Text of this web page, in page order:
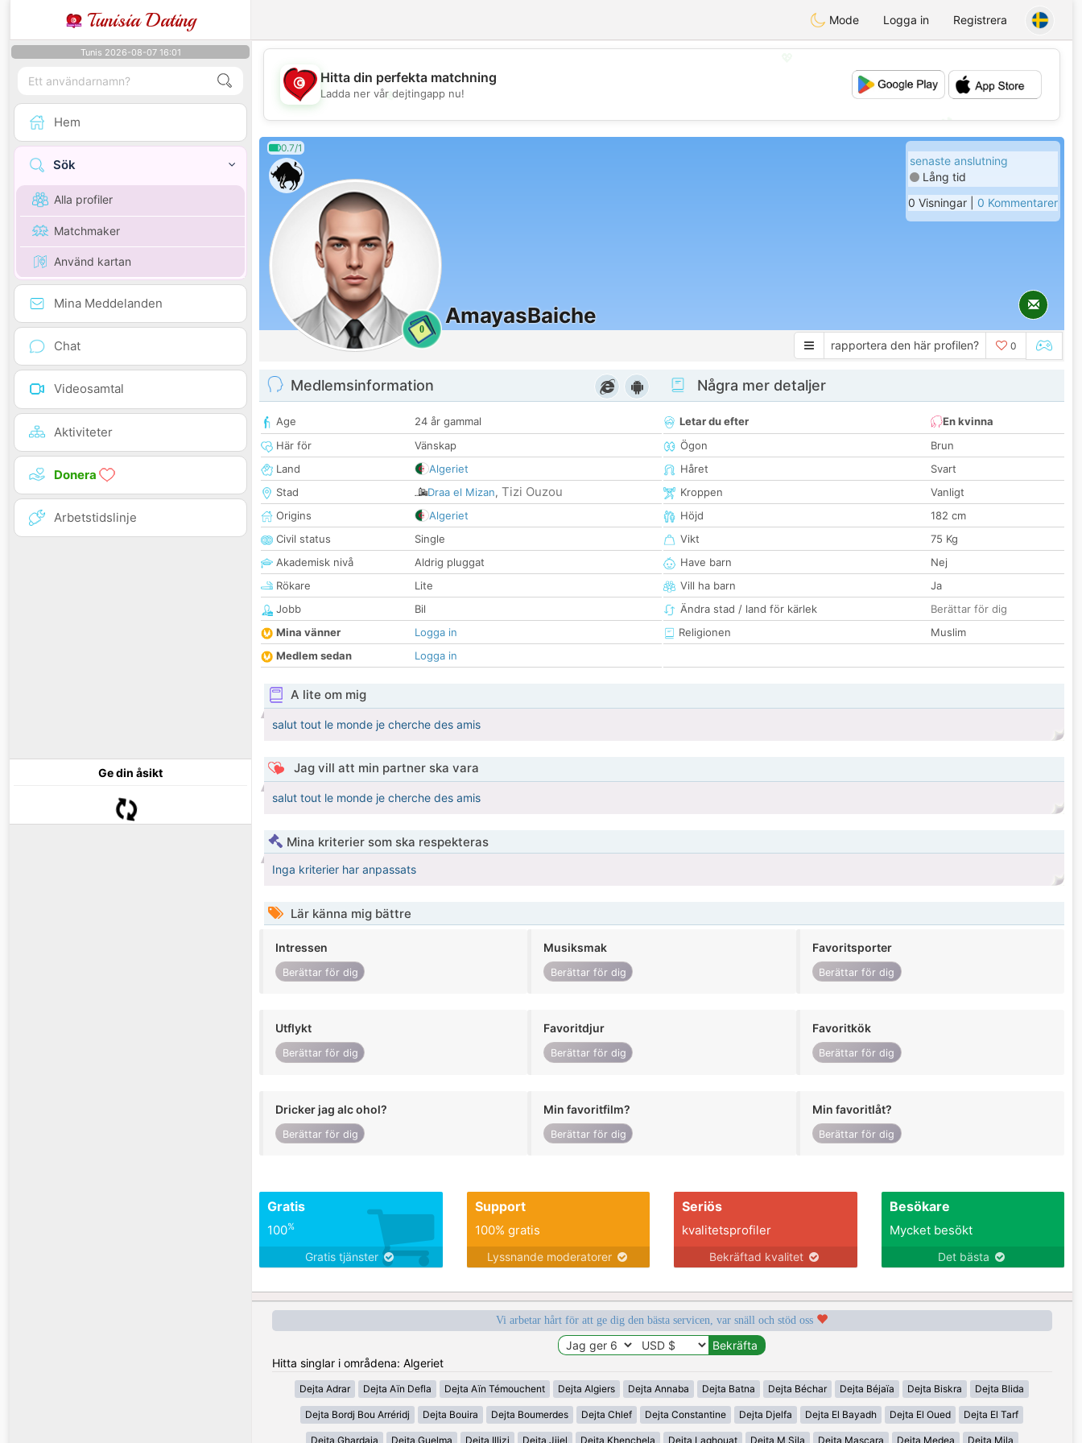
Tunisia Dating Mode Logga in Registrera
Tunis 2026-08-07 16:01
Hem
Sök
Alla profiler
Matchmaker
Använd kartan
Mina Meddelanden
Chat
Videosamtal
Aktiviteter
Donera
Arbetstidslinje
Ge din åsikt
💖
💕
Hitta din perfekta matchning
Ladda ner vår dejtingapp nu!
0.7/1
0
AmayasBaiche
senaste anslutning
Lång tid
0 Visningar | 0 Kommentarer
rapportera den här profilen? 0
Medlemsinformation
Age
24 år gammal
Här för
Vänskap
Land
Algeriet
Stad
Draa el Mizan, Tizi Ouzou
Origins
Algeriet
Civil status
Single
Akademisk nivå
Aldrig pluggat
Rökare
Lite
Jobb
Bil
Mina vänner
Logga in
Medlem sedan
Logga in
Några mer detaljer
Letar du efter
En kvinna
Ögon
Brun
Håret
Svart
Kroppen
Vanligt
Höjd
182 cm
Vikt
75 Kg
Have barn
Nej
Vill ha barn
Ja
Ändra stad / land för kärlek
Berättar för dig
Religionen
Muslim
A lite om mig
salut tout le monde je cherche des amis
Jag vill att min partner ska vara
salut tout le monde je cherche des amis
Mina kriterier som ska respekteras
Inga kriterier har anpassats
Lär känna mig bättre
Intressen
Berättar för dig
Musiksmak
Berättar för dig
Favoritsporter
Berättar för dig
Utflykt
Berättar för dig
Favoritdjur
Berättar för dig
Favoritkök
Berättar för dig
Dricker jag alc ohol?
Berättar för dig
Min favoritfilm?
Berättar för dig
Min favoritlåt?
Berättar för dig
Gratis
100%
Gratis tjänster
Support
100% gratis
Lyssnande moderatorer
Seriös
kvalitetsprofiler
Bekräftad kvalitet
Besökare
Mycket besökt
Det bästa
Vi arbetar hårt för att ge dig den bästa servicen, var snäll och stöd oss
Hitta singlar i områdena: Algeriet
Dejta Adrar Dejta Aïn Defla Dejta Aïn Témouchent Dejta Algiers Dejta Annaba Dejta Batna Dejta Béchar Dejta Béjaïa Dejta Biskra Dejta Blida
Dejta Bordj Bou Arréridj Dejta Bouira Dejta Boumerdes Dejta Chlef Dejta Constantine Dejta Djelfa Dejta El Bayadh Dejta El Oued Dejta El Tarf
Dejta Ghardaia Dejta Guelma Dejta Illizi Dejta Jijel Dejta Khenchela Dejta Laghouat Dejta M Sila Dejta Mascara Dejta Medea Dejta Mila